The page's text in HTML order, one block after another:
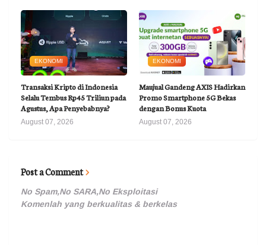
EKONOMI
Transaksi Kripto di Indonesia
Selalu Tembus Rp45 Triliun pada
Agustus, Apa Penyebabnya?
August 07, 2026
EKONOMI
Maujual Gandeng AXIS Hadirkan
Promo Smartphone 5G Bekas
dengan Bonus Kuota
August 07, 2026
Post a Comment
No Spam,No SARA,No Eksploitasi
Komenlah yang berkualitas & berkelas